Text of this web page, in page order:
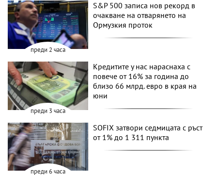
преди 2 часа
S&P 500 записа нов рекорд в
очакване на отварянето на
Ормузкия проток
преди 3 часа
Кредитите у нас нараснаха с
повече от 16% за година до
близо 66 млрд. евро в края на
юни
преди 6 часа
SOFIX затвори седмицата с ръст
от 1% до 1 311 пункта